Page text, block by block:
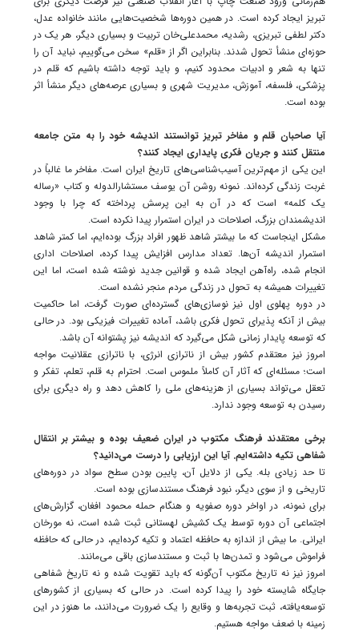
تبریز ایجاد کرده است. در همین دوره‌ها شخصیت‌هایی مانند خانواده عدل،
دکتر لطفی تبریزی، رشدیه، محمدعلی‌خان تربیت و بسیاری دیگر، هر یک در
حوزه‌ای منشأ تحول شدند. بنابراین اگر از «قلم» سخن می‌گوییم، نباید آن را
تنها به شعر و ادبیات محدود کنیم، و باید توجه داشته باشیم که قلم در
پزشکی، فلسفه، آموزش، مدیریت شهری و بسیاری عرصه‌های دیگر منشأ اثر
بوده است.
آیا صاحبان قلم و مفاخر تبریز توانستند اندیشه خود را به متن جامعه
منتقل کنند و جریان فکری پایداری ایجاد کنند؟
این یکی از مهم‌ترین آسیب‌شناسی‌های تاریخ ایران است. مفاخر ما غالباً در
غربت زندگی کرده‌اند. نمونه روشن آن یوسف مستشارالدوله و کتاب «رساله
یک کلمه» است که در آن به این پرسش پرداخته که چرا با وجود
اندیشمندان بزرگ، اصلاحات در ایران استمرار پیدا نکرده است.
مشکل اینجاست که ما بیشتر شاهد ظهور افراد بزرگ بوده‌ایم، اما کمتر شاهد
استمرار اندیشه آن‌ها. تعداد مدارس افزایش پیدا کرده، اصلاحات اداری
انجام شده، راه‌آهن ایجاد شده و قوانین جدید نوشته شده است، اما این
تغییرات همیشه به تحول در زندگی مردم منجر نشده است.
در دوره پهلوی اول نیز نوسازی‌های گسترده‌ای صورت گرفت، اما حاکمیت
بیش از آنکه پذیرای تحول فکری باشد، آماده تغییرات فیزیکی بود. در حالی
که توسعه پایدار زمانی شکل می‌گیرد که اندیشه نیز پشتوانه آن باشد.
امروز نیز معتقدم کشور بیش از ناترازی انرژی، با ناترازی عقلانیت مواجه
است؛ مسئله‌ای که آثار آن کاملاً ملموس است. احترام به قلم، تعلم، تفکر و
تعقل می‌تواند بسیاری از هزینه‌های ملی را کاهش دهد و راه دیگری برای
رسیدن به توسعه وجود ندارد.
برخی معتقدند فرهنگ مکتوب در ایران ضعیف بوده و بیشتر بر انتقال
شفاهی تکیه داشته‌ایم. آیا این ارزیابی را درست می‌دانید؟
تا حد زیادی بله. یکی از دلایل آن، پایین بودن سطح سواد در دوره‌های
تاریخی و از سوی دیگر، نبود فرهنگ مستندسازی بوده است.
برای نمونه، در اواخر دوره صفویه و هنگام حمله محمود افغان، گزارش‌های
اجتماعی آن دوره توسط یک کشیش لهستانی ثبت شده است، نه مورخان
ایرانی. ما بیش از اندازه به حافظه اعتماد و تکیه کرده‌ایم، در حالی که حافظه
فراموش می‌شود و تمدن‌ها با ثبت و مستندسازی باقی می‌مانند.
امروز نیز نه تاریخ مکتوب آن‌گونه که باید تقویت شده و نه تاریخ شفاهی
جایگاه شایسته خود را پیدا کرده است. در حالی که بسیاری از کشورهای
توسعه‌یافته، ثبت تجربه‌ها و وقایع را یک ضرورت می‌دانند، ما هنوز در این
زمینه با ضعف مواجه هستیم.